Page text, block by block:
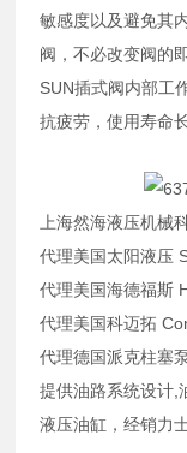
敏感度以及避免其
阀，不必改变阀的
SUN插式阀内部工
抗疲劳，使用寿命长
上海然海液压机械
代理美国太阳液压
代理美国海德福斯
代理美国科迈拓
代理德国派克柱塞
提供油路系统设计,
液压油缸，经销力